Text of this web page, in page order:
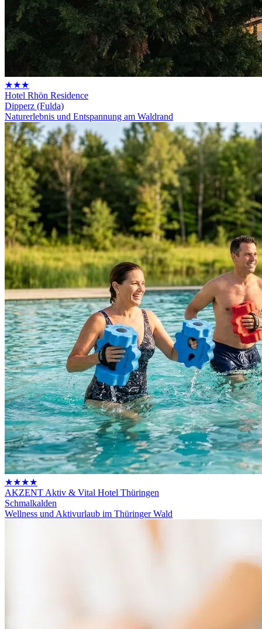
★★★
Hotel Rhön Residence
Dipperz (Fulda)
Naturerlebnis und Entspannung am Waldrand
★★★★
AKZENT Aktiv & Vital Hotel Thüringen
Schmalkalden
Wellness und Aktivurlaub im Thüringer Wald